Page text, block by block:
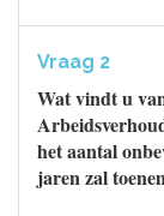
Vraag 2
Wat vindt u
het aantal
jaren zal